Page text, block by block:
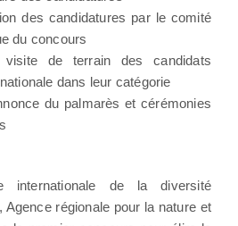
des candidatures par le comité
du concours
de terrain des candidats
dans leur catégorie
du palmarès et cérémonies
internationale de la diversité
Agence régionale pour la nature et